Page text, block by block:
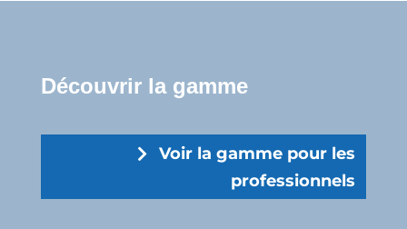
Découvrir la gamme
Voir la gamme pour les
professionnels